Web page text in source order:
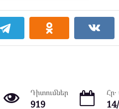
Դիտումներ
919